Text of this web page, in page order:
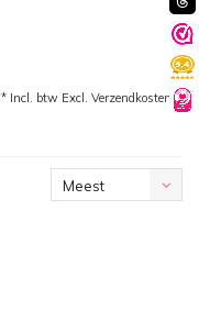
* Incl. btw Excl. Verzendkosten
Meest